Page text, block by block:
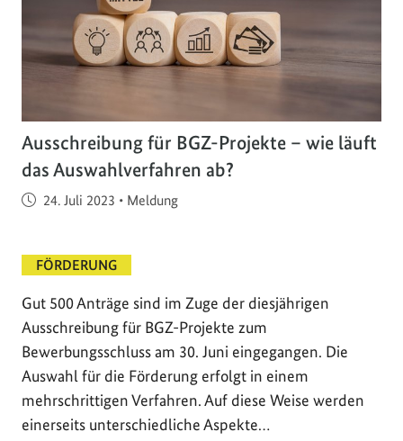
Ausschreibung für BGZ-Projekte – wie läuft
das Auswahlverfahren ab?
Veröffentlicht am
24. Juli 2023 • Meldung
FÖRDERUNG
Gut 500 Anträge sind im Zuge der diesjährigen
Ausschreibung für BGZ-Projekte zum
Bewerbungsschluss am 30. Juni eingegangen. Die
Auswahl für die Förderung erfolgt in einem
mehrschrittigen Verfahren. Auf diese Weise werden
einerseits unterschiedliche Aspekte…